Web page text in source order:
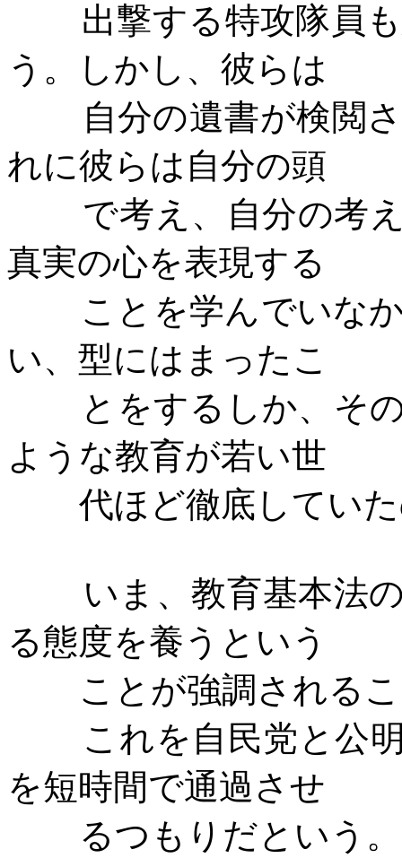
出撃する特攻隊員
う。しかし、彼らは
自分の遺書が検閲
れに彼らは自分の頭
で考え、自分の考
真実の心を表現する
ことを学んでいな
い、型にはまったこ
とをするしか、そ
ような教育が若い世
代ほど徹底してい
いま、教育基本法
る態度を養うという
ことが強調される
これを自民党と公
を短時間で通過させ
るつもりだという。